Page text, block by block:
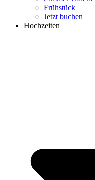
Frühstück
Jetzt buchen
Hochzeiten